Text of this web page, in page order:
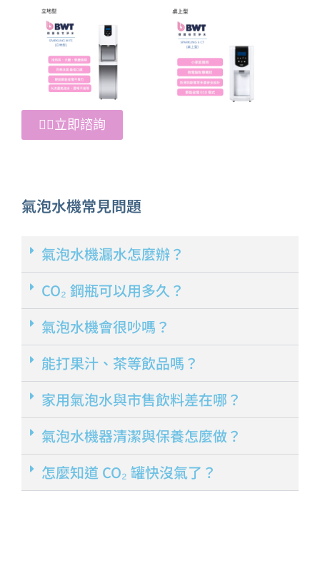
👉🏻立即諮詢
氣泡水機常見問題
氣泡水機漏水怎麼辦？
CO₂ 鋼瓶可以用多久？
氣泡水機會很吵嗎？
能打果汁、茶等飲品嗎？
家用氣泡水與市售飲料差在哪？
氣泡水機器清潔與保養怎麼做？
怎麼知道 CO₂ 罐快沒氣了？